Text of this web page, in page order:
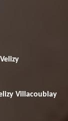
Villacoublay